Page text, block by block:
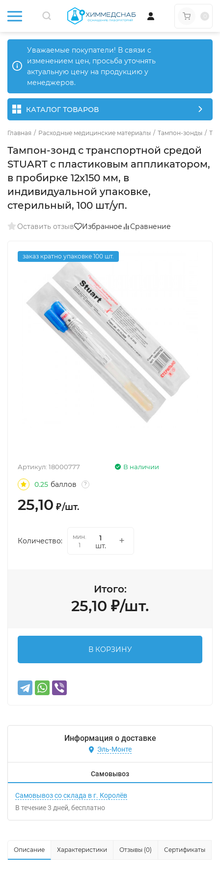
Уважаемые покупатели! В связи с
изменением цен, просьба уточнять
актуальную цену на продукцию у
менеджеров.
КАТАЛОГ ТОВАРОВ
Главная / Расходные медицинские материалы / Тампон-зонды /
Тампон-зонд с транспортной средой
STUART с пластиковым аппликатором,
в пробирке 12х150 мм, в
индивидуальной упаковке,
стерильный, 100 шт/уп.
Оставить отзыв Избранное Сравнение
заказ кратно упаковке 100 шт.
В наличии
Артикул: 18000777
0.25 баллов ?
25,10 ₽/шт.
Количество:
мин.
1
шт.
Итого:
25,10 ₽/шт.
В КОРЗИНУ
Информация о доставке
Эль-Монте
Самовывоз
Самовывоз со склада в г. Королёв
В течение3 дней Бесплатно
Описание Характеристики Отзывы (0) Сертификаты